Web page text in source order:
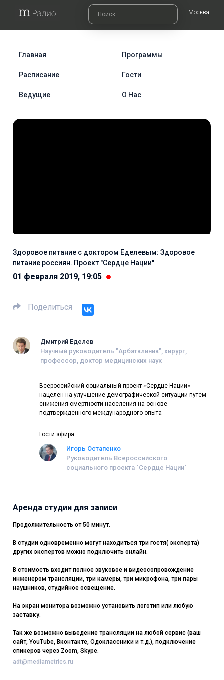
Москва
Главная Программы
Расписание Гости
Ведущие О Нас
Здоровое питание с доктором Еделевым: Здоровое
питание россиян. Проект "Сердце Нации"
01 февраля 2019, 19:05
Поделиться
Дмитрий Еделев
Научный руководитель "Арбатклиник", хирург,
профессор, доктор медицинских наук
Всероссийский социальный проект «Сердце Нации»
нацелен на улучшение демографической ситуации путем
снижения смертности населения на основе
подтвержденного международного опыта
Гости эфира:
Игорь Остапенко
Руководитель Всероссийского
социального проекта "Сердце Нации"
Аренда студии для записи
Продолжительность от 50 минут.
В студии одновременно могут находиться три гостя( эксперта)
других экспертов можно подключить онлайн.
В стоимость входит полное звуковое и видеосопровождение
инженером трансляции, три камеры, три микрофона, три пары
наушников, студийное освещение.
На экран монитора возможно установить логотип или любую
заставку.
Так же возможно выведение трансляции на любой сервис (ваш
сайт, YouTube, Вконтакте, Одоклассники и т.д.), подключение
спикеров через Zoom, Skype.
adt@mediametrics.ru